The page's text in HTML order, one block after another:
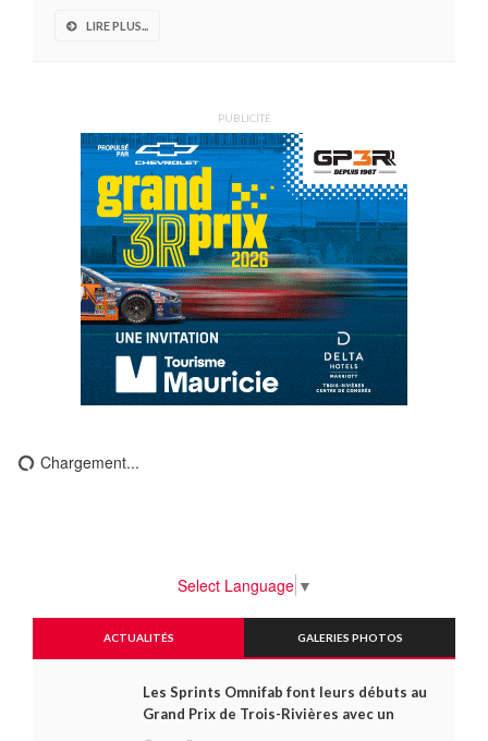
LIRE PLUS...
PUBLICITÉ
Chargement...
Select Language ▼
ACTUALITÉS GALERIES PHOTOS
Les Sprints Omnifab font leurs débuts au
Grand Prix de Trois-Rivières avec un